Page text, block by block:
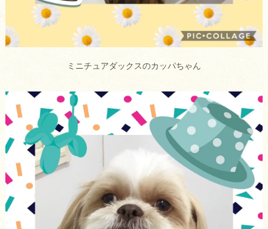
ミニチュアダックスのカッパちゃん